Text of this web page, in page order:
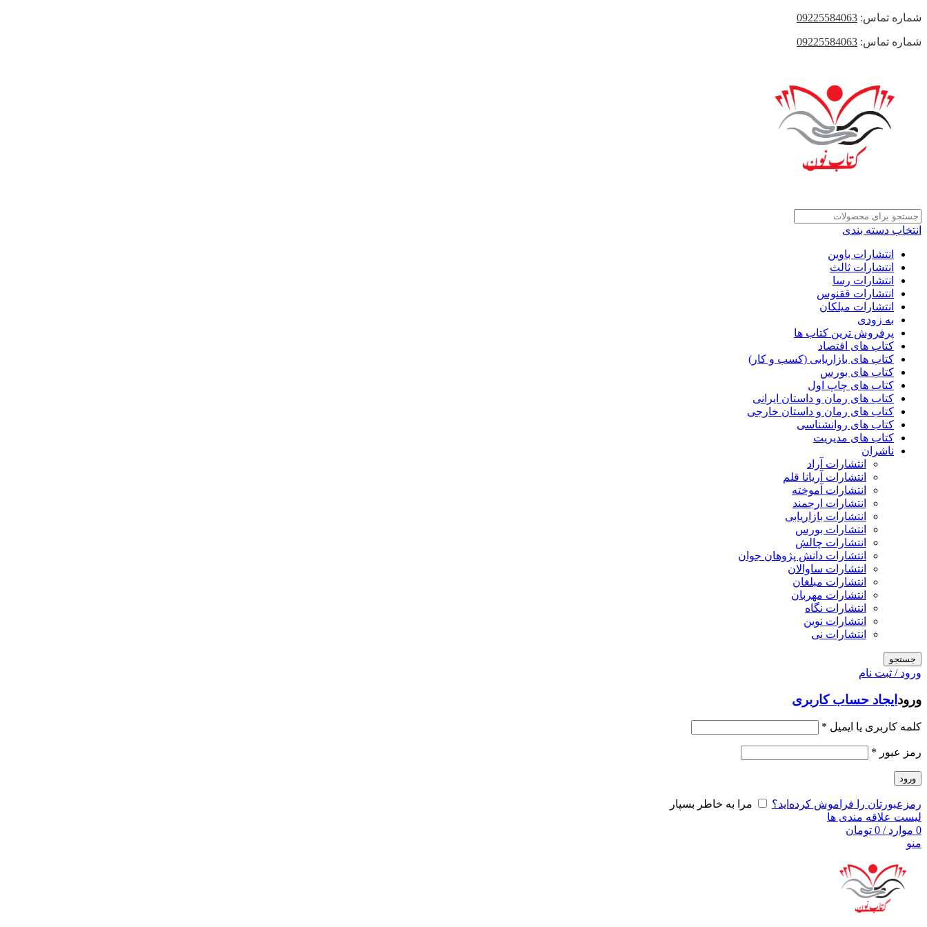
شماره تماس: 09225584063
شماره تماس: 09225584063
انتخاب دسته بندی
انتشارات باوین
انتشارات ثالث
انتشارات رسا
انتشارات ققنوس
انتشارات میلکان
به زودی
پرفروش ترین کتاب ها
کتاب های اقتصاد
کتاب های بازاریابی (کسب و کار)
کتاب های بورس
کتاب های چاپ اول
کتاب های رمان و داستان ایرانی
کتاب های رمان و داستان خارجی
کتاب های روانشناسی
کتاب های مدیریت
ناشران
انتشارات آراد
انتشارات آریانا قلم
انتشارات آموخته
انتشارات ارجمند
انتشارات بازاریابی
انتشارات بورس
انتشارات چالش
انتشارات دانش پژوهان جوان
انتشارات ساوالان
انتشارات مبلغان
انتشارات مهربان
انتشارات نگاه
انتشارات نوین
انتشارات نی
جستجو
ورود / ثبت نام
ورود ایجاد حساب کاربری
کلمه کاربری یا ایمیل *
رمز عبور *
ورود
رمزعبورتان را فراموش کرده‌اید؟
مرا به خاطر بسپار
لیست علاقه مندی ها
0 موارد /
0 تومان
منو